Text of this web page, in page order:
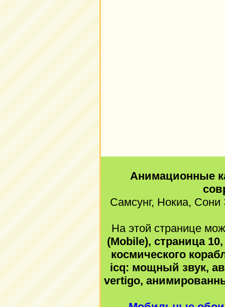
Анимационные
Самсунг, Нокиа,
На этой странице
(Mobile), страница
космического
icq: мощный звук,
vertigo,